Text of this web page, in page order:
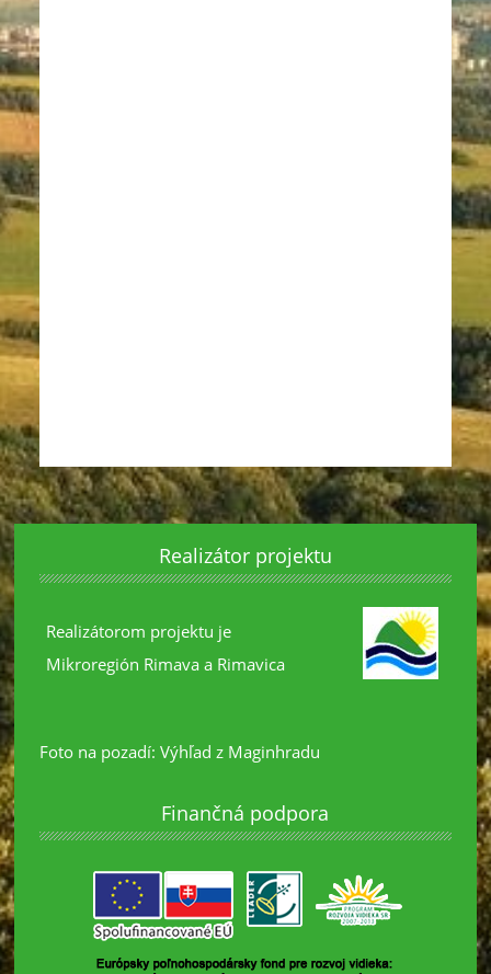
Realizátor projektu
Realizátorom projektu je
Mikroregión Rimava a Rimavica
Foto na pozadí: Výhľad z Maginhradu
Finančná podpora